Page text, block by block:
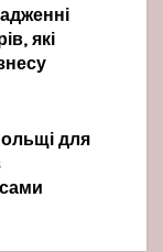
які
для